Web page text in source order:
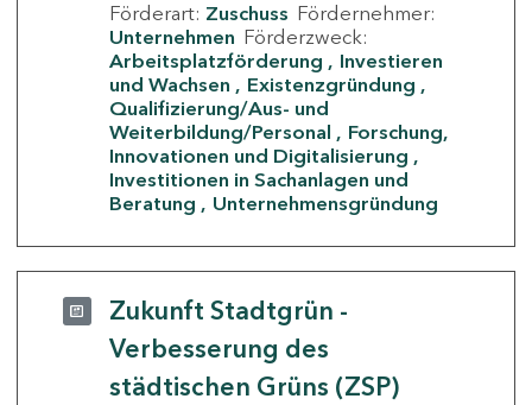
Förderart: Zuschuss Fördernehmer:
Unternehmen Förderzweck:
Arbeitsplatzförderung
Investieren
und Wachsen
Existenzgründung
Qualifizierung/Aus- und
Weiterbildung/Personal
Forschung,
Innovationen und Digitalisierung
Investitionen in Sachanlagen und
Beratung
Unternehmensgründung
Zukunft Stadtgrün -
Verbesserung des
städtischen Grüns (ZSP)